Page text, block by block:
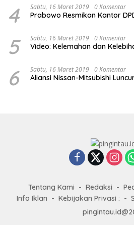
4 Sabtu, 16 Maret 2019 0 Komentar
Prabowo Resmikan Kantor
5 Sabtu, 16 Maret 2019 0 Komentar
Video: Kelemahan dan
6 Sabtu, 16 Maret 2019 0 Komentar
Aliansi Nissan-Mitsubishi
Tentang Kami Redaksi
Info Iklan
Kebijakan Privasi :